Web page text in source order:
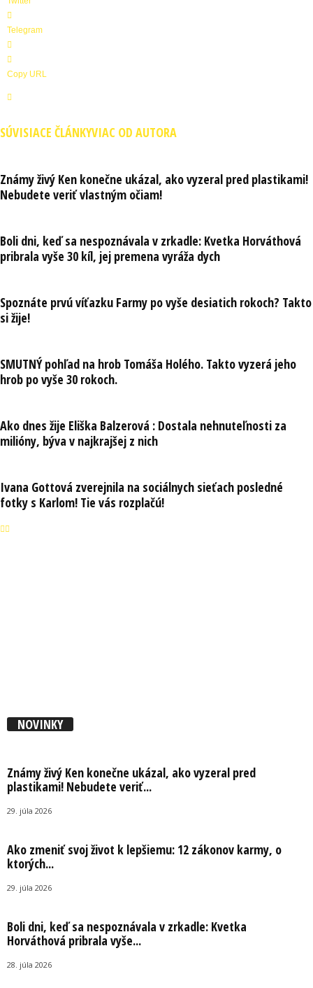
Telegram
Copy URL
SÚVISIACE ČLÁNKYVIAC OD AUTORA
Známy živý Ken konečne ukázal, ako vyzeral pred plastikami!
Nebudete veriť vlastným očiam!
Boli dni, keď sa nespoznávala v zrkadle: Kvetka Horváthová
pribrala vyše 30 kíl, jej premena vyráža dych
Spoznáte prvú víťazku Farmy po vyše desiatich rokoch? Takto
si žije!
SMUTNÝ pohľad na hrob Tomáša Holého. Takto vyzerá jeho
hrob po vyše 30 rokoch.
Ako dnes žije Eliška Balzerová : Dostala nehnuteľnosti za
milióny, býva v najkrajšej z nich
Ivana Gottová zverejnila na sociálnych sieťach posledné
fotky s Karlom! Tie vás rozplačú!
NOVINKY
Známy živý Ken konečne ukázal, ako vyzeral pred
plastikami! Nebudete veriť...
29. júla 2026
Ako zmeniť svoj život k lepšiemu: 12 zákonov karmy, o
ktorých...
29. júla 2026
Boli dni, keď sa nespoznávala v zrkadle: Kvetka
Horváthová pribrala vyše...
28. júla 2026